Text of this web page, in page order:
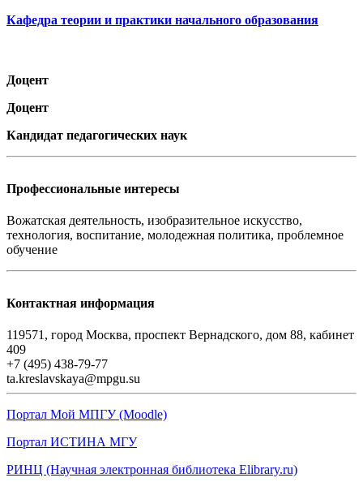
Кафедра теории и практики начального образования
Доцент
Доцент
Кандидат педагогических наук
Профессиональные интересы
Вожатская деятельность, изобразительное искусство,
технология, воспитание, молодежная политика, проблемное
обучение
Контактная информация
119571, город Москва, проспект Вернадского, дом 88, кабинет
409
+7 (495) 438-79-77
ta.kreslavskaya@mpgu.su
Портал Мой МПГУ (Moodle)
Портал ИСТИНА МГУ
РИНЦ (Научная электронная библиотека Elibrary.ru)